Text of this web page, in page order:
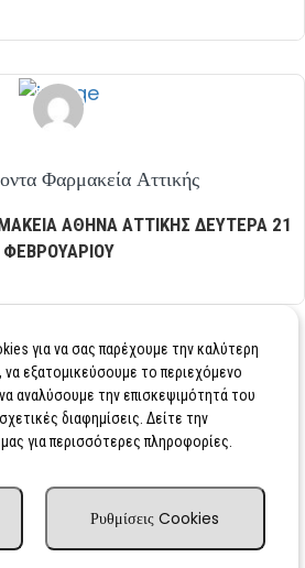
Φαρμακεία Αττικής
ΑΘΗΝΑ ΑΤΤΙΚΗΣ ΔΕΥΤΕΡΑ 21
ΦΕΒΡΟΥΑΡΙΟΥ
4 5 6 7 8
9
216 217 »
για να σας παρέχουμε την καλύτερη
να εξατομικεύσουμε το περιεχόμενο
αναλύσουμε την επισκεψιμότητά του
διαφημίσεις. Δείτε την
για περισσότερες πληροφορίες.
Ρυθμίσεις Cookies
Advertisingdog.co.uk
reserved.